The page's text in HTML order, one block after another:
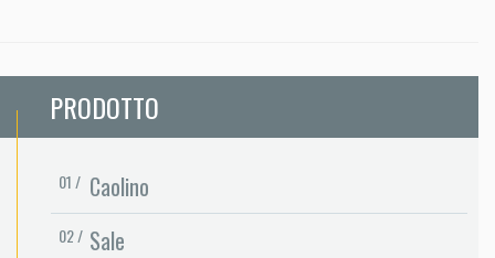
PRODOTTO
Caolino
Sale